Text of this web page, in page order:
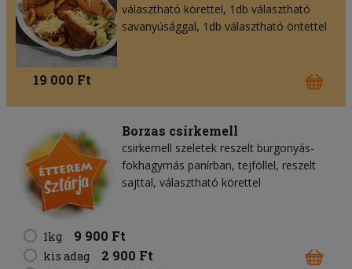
választható körettel, 1db választható
savanyúsággal, 1db választható öntettel
19 000 Ft
Borzas csirkemell
csirkemell szeletek reszelt burgonyás-
fokhagymás panírban, tejföllel, reszelt
sajttal, választható körettel
1kg 9 900 Ft
kis adag 2 900 Ft